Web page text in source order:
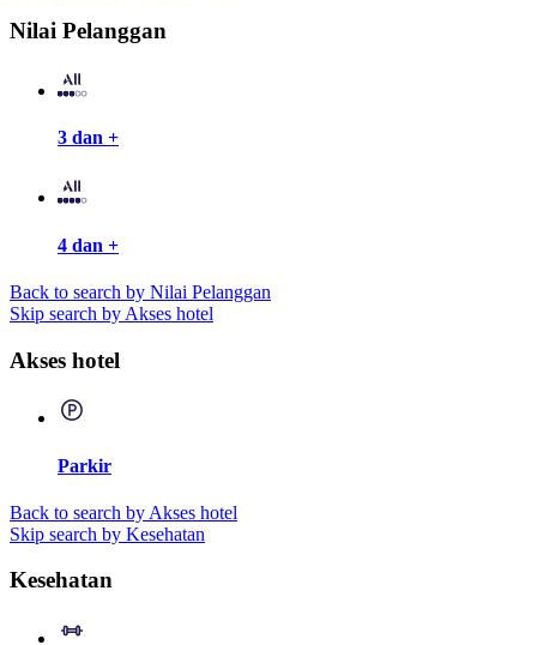
Nilai Pelanggan
3 dan +
4 dan +
Back to search by Nilai Pelanggan
Skip search by Akses hotel
Akses hotel
Parkir
Back to search by Akses hotel
Skip search by Kesehatan
Kesehatan